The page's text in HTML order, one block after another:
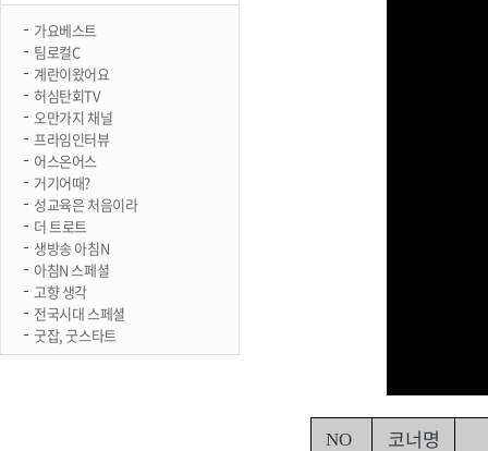
가요베스트
팀로컬C
계란이왔어요
허심탄회TV
오만가지 채널
프라임인터뷰
어스온어스
거기어때?
성교육은 처음이라
더 트로트
생방송 아침N
아침N 스페셜
고향 생각
전국시대 스페셜
굿잡, 굿스타트
NO 코너명